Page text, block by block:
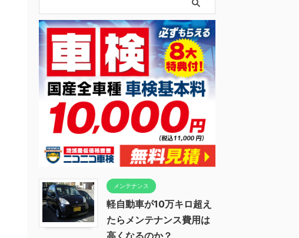
メンテナンス
軽自動車が10万キロ超え
たらメンテナンス費用は
高くなるのか？